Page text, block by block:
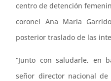
centro de detención
coronel Ana María
posterior traslado de las
“Junto con saludarle, en
señor director nacional